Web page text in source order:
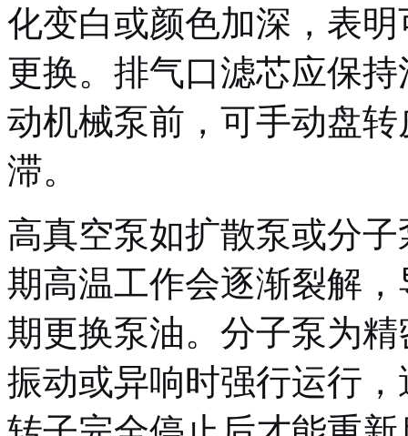
化变白或颜色加深，表
更换。排气口滤芯应保
动机械泵前，可手动盘
滞。
高真空泵如扩散泵或分
期高温工作会逐渐裂解
期更换泵油。分子泵为
振动或异响时强行运行